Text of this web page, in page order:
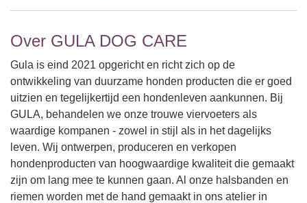
Over GULA DOG CARE
Gula is eind 2021 opgericht en richt zich op de
ontwikkeling van duurzame honden producten die er goed
uitzien en tegelijkertijd een hondenleven aankunnen. Bij
GULA, behandelen we onze trouwe viervoeters als
waardige kompanen - zowel in stijl als in het dagelijks
leven. Wij ontwerpen, produceren en verkopen
hondenproducten van hoogwaardige kwaliteit die gemaakt
zijn om lang mee te kunnen gaan. Al onze halsbanden en
riemen worden met de hand gemaakt in ons atelier in